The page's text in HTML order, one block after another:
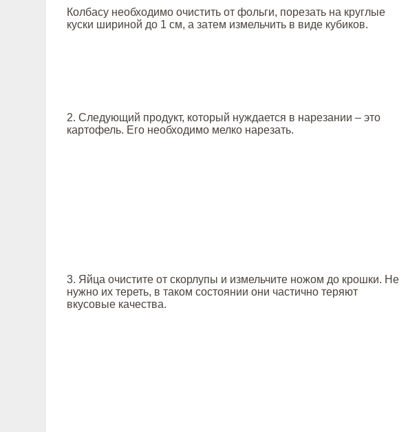
Колбасу необходимо очистить от фольги, порезать на круглые
куски шириной до 1 см, а затем измельчить в виде кубиков.
2. Следующий продукт, который нуждается в нарезании – это
картофель. Его необходимо мелко нарезать.
3. Яйца очистите от скорлупы и измельчите ножом до крошки. Не
нужно их тереть, в таком состоянии они частично теряют
вкусовые качества.